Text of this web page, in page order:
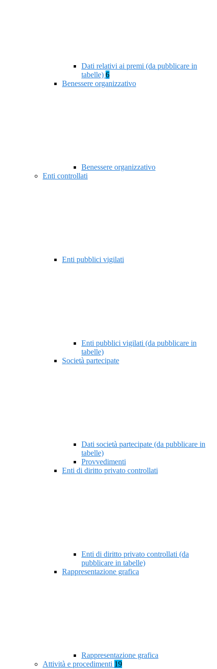
Dati relativi ai premi (da pubblicare in
tabelle) 6
Benessere organizzativo
Benessere organizzativo
Enti controllati
Enti pubblici vigilati
Enti pubblici vigilati (da pubblicare in
tabelle)
Società partecipate
Dati società partecipate (da pubblicare in
tabelle)
Provvedimenti
Enti di diritto privato controllati
Enti di diritto privato controllati (da
pubblicare in tabelle)
Rappresentazione grafica
Rappresentazione grafica
Attività e procedimenti 19